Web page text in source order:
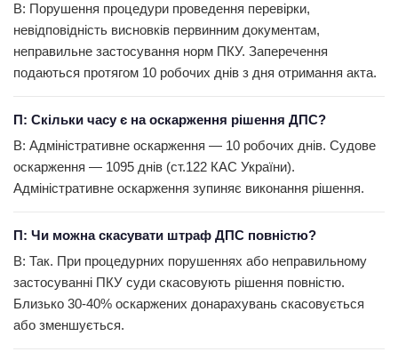
В: Порушення процедури проведення перевірки,
невідповідність висновків первинним документам,
неправильне застосування норм ПКУ. Заперечення
подаються протягом 10 робочих днів з дня отримання акта.
П: Скільки часу є на оскарження рішення ДПС?
В: Адміністративне оскарження — 10 робочих днів. Судове
оскарження — 1095 днів (ст.122 КАС України).
Адміністративне оскарження зупиняє виконання рішення.
П: Чи можна скасувати штраф ДПС повністю?
В: Так. При процедурних порушеннях або неправильному
застосуванні ПКУ суди скасовують рішення повністю.
Близько 30-40% оскаржених донарахувань скасовується
або зменшується.